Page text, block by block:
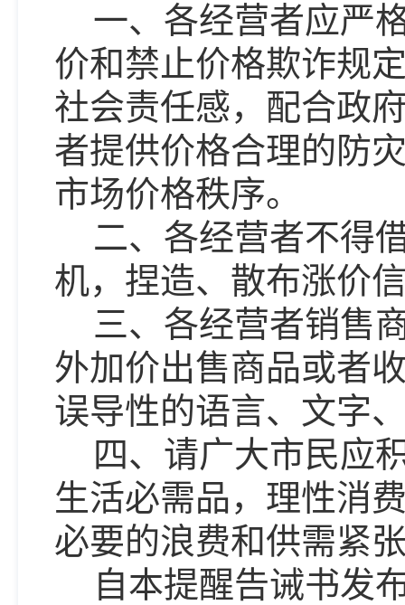
一、各经营者应严
价和禁止价格欺诈规
社会责任感，配合政
者提供价格合理的防
市场价格秩序。
二、各经营者不得
机，捏造、散布涨价
三、各经营者销售
外加价出售商品或者
误导性的语言、文字
四、请广大市民应
生活必需品，理性消
必要的浪费和供需紧
自本提醒告诫书发